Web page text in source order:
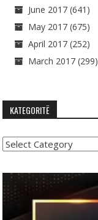
June 2017 (641)
May 2017 (675)
April 2017 (252)
March 2017 (299)
KATEGORITË
Kategoritë